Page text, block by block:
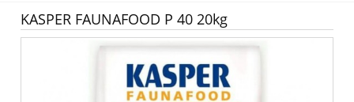
KASPER FAUNAFOOD P 40 20kg